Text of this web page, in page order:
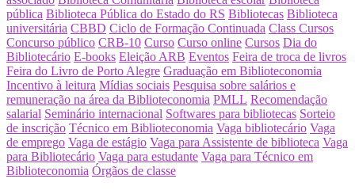
pública Biblioteca Pública do Estado do RS Bibliotecas Biblioteca
universitária CBBD Ciclo de Formação Continuada Class Cursos
Concurso público CRB-10 Curso Curso online Cursos Dia do
Bibliotecário E-books Eleição ARB Eventos Feira de troca de livros
Feira do Livro de Porto Alegre Graduação em Biblioteconomia
Incentivo à leitura Mídias sociais Pesquisa sobre salários e
remuneração na área da Biblioteconomia PMLL Recomendação
salarial Seminário internacional Softwares para bibliotecas Sorteio
de inscrição Técnico em Biblioteconomia Vaga bibliotecário Vaga
de emprego Vaga de estágio Vaga para Assistente de biblioteca Vaga
para Bibliotecário Vaga para estudante Vaga para Técnico em
Biblioteconomia Órgãos de classe